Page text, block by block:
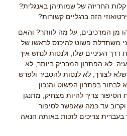
קלות החריזה של שמותיהן באנגלית?
הזה ברגליים קשורות?
מן המרכיבים, על מה לוותר? והאם
משתדלת פשוט להיכנס לראשו של
דרך העיניים שלו, ולנסות לנחש איך
לא הפתרון המבריק ביותר, לא
לצורך, לא לנסות להסביר ולפרש
בפתרון הפשוט והנכון
הסיפור צריך להיות מצחיק, מתנגן
וקרוב עד כמה שאפשר לסיפור
צריכים לזכות באותה הנאה